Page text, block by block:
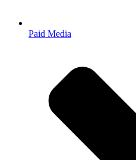
Paid Media